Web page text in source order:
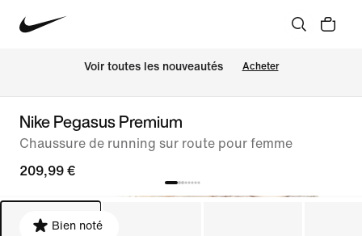
Voir toutes les nouveautés Acheter
Nike Pegasus Premium
Chaussure de running sur route pour femme
209,99 €
Bien noté